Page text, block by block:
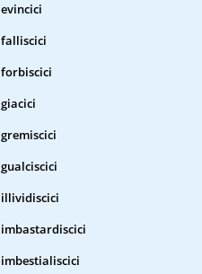
evincici
falliscici
forbiscici
giacici
gremiscici
gualciscici
illividiscici
imbastardiscici
imbestialiscici